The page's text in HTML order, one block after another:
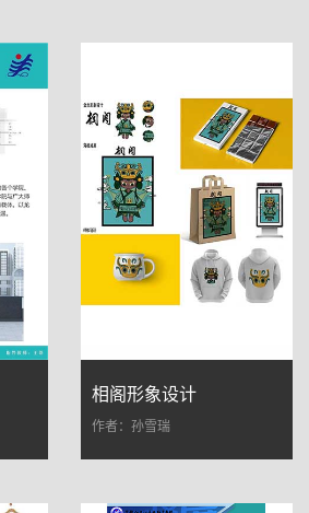
相阁形象设计
作者：孙雪瑞